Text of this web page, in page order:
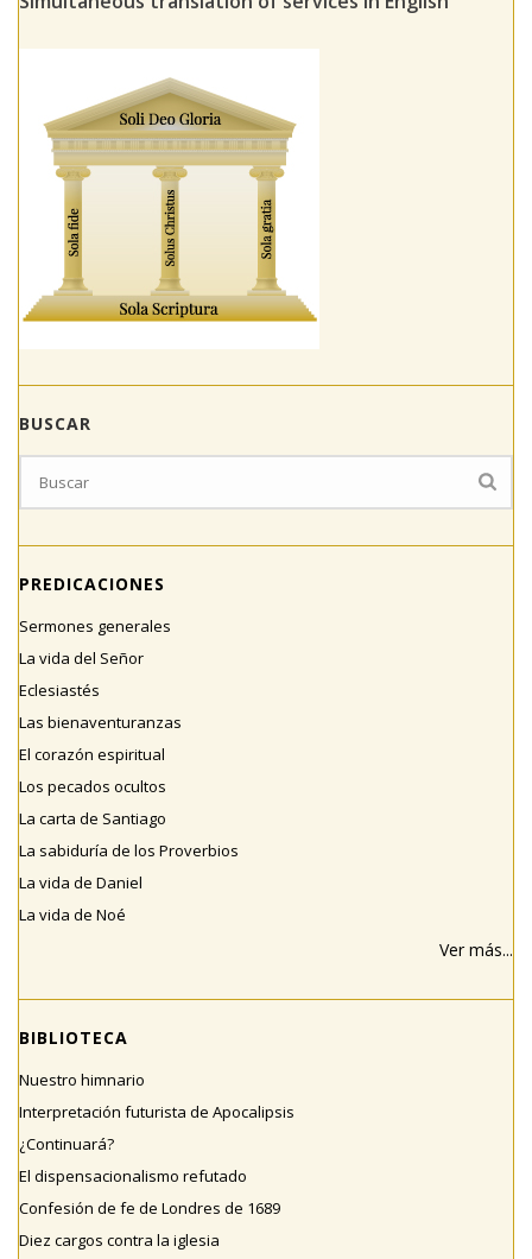
BUSCAR
PREDICACIONES
Sermones generales
La vida del Señor
Eclesiastés
Las bienaventuranzas
El corazón espiritual
Los pecados ocultos
La carta de Santiago
La sabiduría de los Proverbios
La vida de Daniel
La vida de Noé
Ver más...
BIBLIOTECA
Nuestro himnario
Interpretación futurista de Apocalipsis
¿Continuará?
El dispensacionalismo refutado
Confesión de fe de Londres de 1689
Diez cargos contra la iglesia